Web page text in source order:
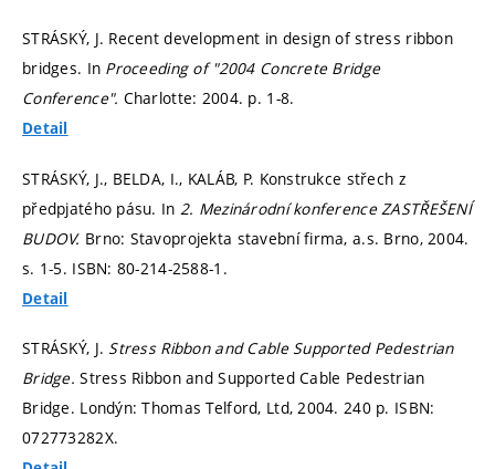
STRÁSKÝ, J. Recent development in design of stress ribbon
bridges. In Proceeding of "2004 Concrete Bridge
Conference". Charlotte: 2004. p. 1-8.
Detail
STRÁSKÝ, J., BELDA, I., KALÁB, P. Konstrukce střech z
předpjatého pásu. In 2. Mezinárodní konference ZASTŘEŠENÍ
BUDOV. Brno: Stavoprojekta stavební firma, a.s. Brno, 2004.
s. 1-5. ISBN: 80-214-2588-1.
Detail
STRÁSKÝ, J. Stress Ribbon and Cable Supported Pedestrian
Bridge.Stress Ribbon and Supported Cable Pedestrian
Bridge. Londýn: Thomas Telford, Ltd, 2004. 240 p. ISBN:
072773282X.